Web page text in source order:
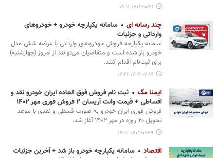
۱۴۰۲-۱۰-۲۱ ۱۵:۱۱
چند رسانه ای
سامانه یکپارچه خودرو + خودروهای
وارداتی و جزئیات
سامانه یکپارچه فروش خودروهای وارداتی با عرضه شش مدل
خودرو باز شده است و متقاضیان می‌توانند از امروز (چهارشنبه)
برای ثبت‌نام اقدام کنند.
۱۴۰۲-۰۷-۱۹ ۱۴:۲۶
ایمنا مگ
ثبت نام فروش فوق العاده ایران خودرو نقد و
اقساطی + قیمت وانت آریسان ۲ فروش فوری مهر ۱۴۰۲
فروش فوری ایران خودرو به صورت قسطی و نقدی با موعد
تحویل ۲۰ روزه در مهر ۱۴۰۲ آغاز شد.
۱۴۰۲-۰۷-۱۹ ۱۴:۱۲
اقتصاد
سامانه یکپارچه خودرو باز شد + آخرین جزئیات